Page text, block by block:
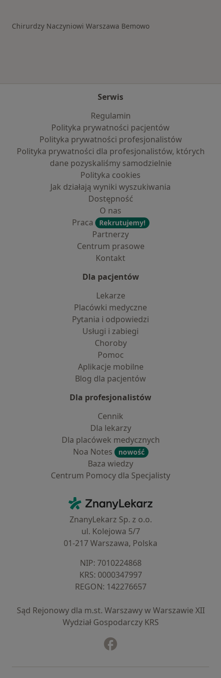
Chirurdzy Naczyniowi Warszawa Bemowo
Serwis
Regulamin
Polityka prywatności pacjentów
Polityka prywatności profesjonalistów
Polityka prywatności dla profesjonalistów, których
dane pozyskaliśmy samodzielnie
Polityka cookies
Jak działają wyniki wyszukiwania
Dostępność
O nas
Praca
Rekrutujemy!
Partnerzy
Centrum prasowe
Kontakt
Dla pacjentów
Lekarze
Placówki medyczne
Pytania i odpowiedzi
Usługi i zabiegi
Choroby
Pomoc
Aplikacje mobilne
Blog dla pacjentów
Dla profesjonalistów
Cennik
Dla lekarzy
Dla placówek medycznych
Noa Notes
nowość
Baza wiedzy
Centrum Pomocy dla Specjalisty
ZnanyLekarz - Strona główna
ZnanyLekarz Sp. z o.o.
ul. Kolejowa 5/7
01-217 Warszawa, Polska
NIP: ⁠7010224868
KRS: ⁠0000347997
REGON: ⁠142276657
Sąd Rejonowy dla m.st. Warszawy w Warszawie XII
Wydział Gospodarczy KRS